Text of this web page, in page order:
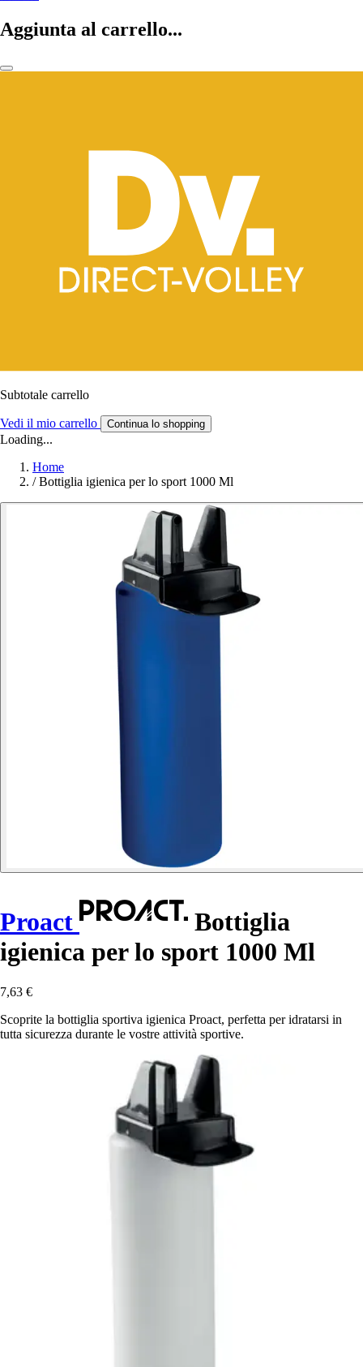
Aggiunta al carrello...
Subtotale carrello
Vedi il mio carrello Continua lo shopping
Loading...
Home
/ Bottiglia igienica per lo sport 1000 Ml
Proact
Bottiglia
igienica per lo sport 1000 Ml
7,63 €
Scoprite la bottiglia sportiva igienica Proact, perfetta per idratarsi in
tutta sicurezza durante le vostre attività sportive.